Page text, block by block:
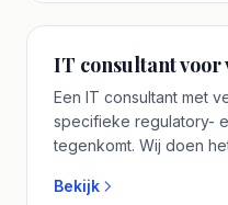
IT consultant
Een IT consultant met
specifieke regulatory-
tegenkomt. Wij doen
accountmanager-
Bekijk